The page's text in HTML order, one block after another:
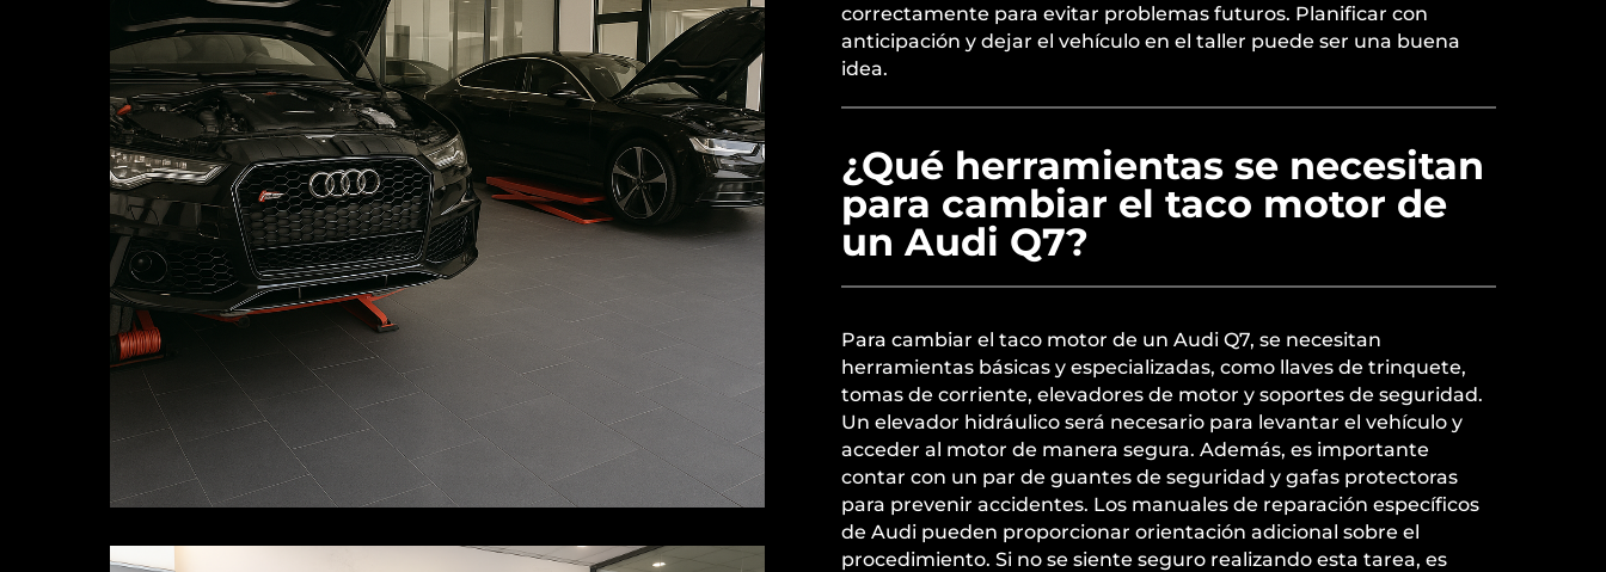
correctamente para evitar problemas futuros. Planificar con
anticipación y dejar el vehículo en el taller puede ser una buena
idea.
¿Qué herramientas se necesitan
para cambiar el taco motor de
un Audi Q7?
Para cambiar el taco motor de un Audi Q7, se necesitan
herramientas básicas y especializadas, como llaves de trinquete,
tomas de corriente, elevadores de motor y soportes de seguridad.
Un elevador hidráulico será necesario para levantar el vehículo y
acceder al motor de manera segura. Además, es importante
contar con un par de guantes de seguridad y gafas protectoras
para prevenir accidentes. Los manuales de reparación específicos
de Audi pueden proporcionar orientación adicional sobre el
procedimiento. Si no se siente seguro realizando esta tarea, es